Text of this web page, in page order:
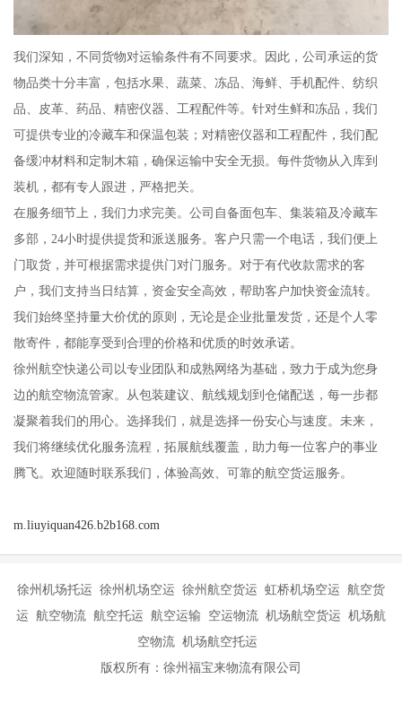
我们深知，不同货物对运输条件有不同要求。因此，公司承运的货
物品类十分丰富，包括水果、蔬菜、冻品、海鲜、手机配件、纺织
品、皮革、药品、精密仪器、工程配件等。针对生鲜和冻品，我们
可提供专业的冷藏车和保温包装；对精密仪器和工程配件，我们配
备缓冲材料和定制木箱，确保运输中安全无损。每件货物从入库到
装机，都有专人跟进，严格把关。
在服务细节上，我们力求完美。公司自备面包车、集装箱及冷藏车
多部，24小时提供提货和派送服务。客户只需一个电话，我们便上
门取货，并可根据需求提供门对门服务。对于有代收款需求的客
户，我们支持当日结算，资金安全高效，帮助客户加快资金流转。
我们始终坚持量大价优的原则，无论是企业批量发货，还是个人零
散寄件，都能享受到合理的价格和优质的时效承诺。
徐州航空快递公司以专业团队和成熟网络为基础，致力于成为您身
边的航空物流管家。从包装建议、航线规划到仓储配送，每一步都
凝聚着我们的用心。选择我们，就是选择一份安心与速度。未来，
我们将继续优化服务流程，拓展航线覆盖，助力每一位客户的事业
腾飞。欢迎随时联系我们，体验高效、可靠的航空货运服务。
m.liuyiquan426.b2b168.com
徐州机场托运 徐州机场空运 徐州航空货运 虹桥机场空运 航空货
运 航空物流 航空托运 航空运输 空运物流 机场航空货运 机场航
空物流 机场航空托运
版权所有：徐州福宝来物流有限公司